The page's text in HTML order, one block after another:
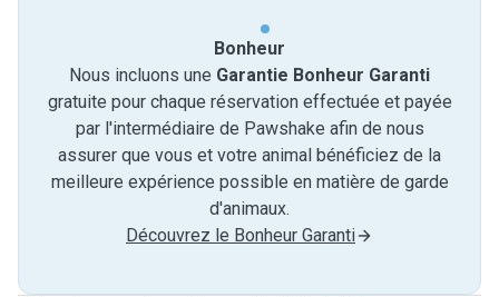
Bonheur
Nous incluons une Garantie Bonheur Garanti
gratuite pour chaque réservation effectuée et payée
par l'intermédiaire de Pawshake afin de nous
assurer que vous et votre animal bénéficiez de la
meilleure expérience possible en matière de garde
d'animaux.
Découvrez le Bonheur Garanti